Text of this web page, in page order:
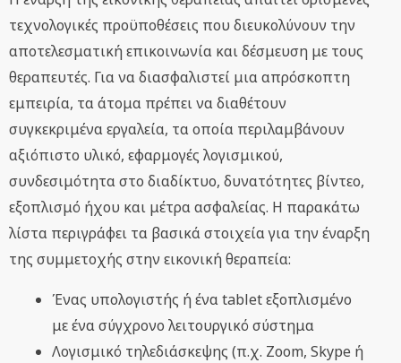
τεχνολογικές προϋποθέσεις που διευκολύνουν την
αποτελεσματική επικοινωνία και δέσμευση με τους
θεραπευτές. Για να διασφαλιστεί μια απρόσκοπτη
εμπειρία, τα άτομα πρέπει να διαθέτουν
συγκεκριμένα εργαλεία, τα οποία περιλαμβάνουν
αξιόπιστο υλικό, εφαρμογές λογισμικού,
συνδεσιμότητα στο διαδίκτυο, δυνατότητες βίντεο,
εξοπλισμό ήχου και μέτρα ασφαλείας. Η παρακάτω
λίστα περιγράφει τα βασικά στοιχεία για την έναρξη
της συμμετοχής στην εικονική θεραπεία:
Ένας υπολογιστής ή ένα tablet εξοπλισμένο
με ένα σύγχρονο λειτουργικό σύστημα
Λογισμικό τηλεδιάσκεψης (π.χ. Zoom, Skype ή